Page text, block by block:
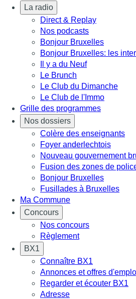
La radio
Direct & Replay
Nos podcasts
Bonjour Bruxelles
Bonjour Bruxelles: les
Il y a du Neuf
Le Brunch
Le Club du Dimanche
Le Club de l'Immo
Grille des programmes
Nos dossiers
Colère des enseignants
Foyer anderlechtois
Nouveau gouvernement
Fusion des zones de
Bonjour Bruxelles
Fusillades à Bruxelles
Ma Commune
Concours
Nos concours
Règlement
BX1
Connaître BX1
Annonces et offres
Regarder et écouter BX1
Adresse